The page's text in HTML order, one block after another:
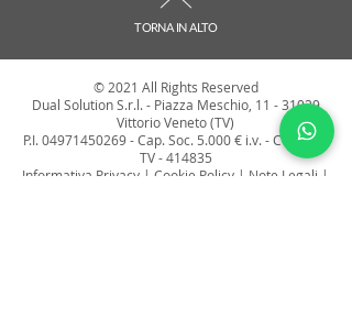
TORNA IN ALTO
© 2021 All Rights Reserved
Dual Solution S.r.l. - Piazza Meschio, 11 - 31029
Vittorio Veneto (TV)
P.I. 04971450269-Cap. Soc. 5.000 € i.v. - Cod. REA
TV - 414835
Informativa Privacy | Cookie Policy | Note Legali |